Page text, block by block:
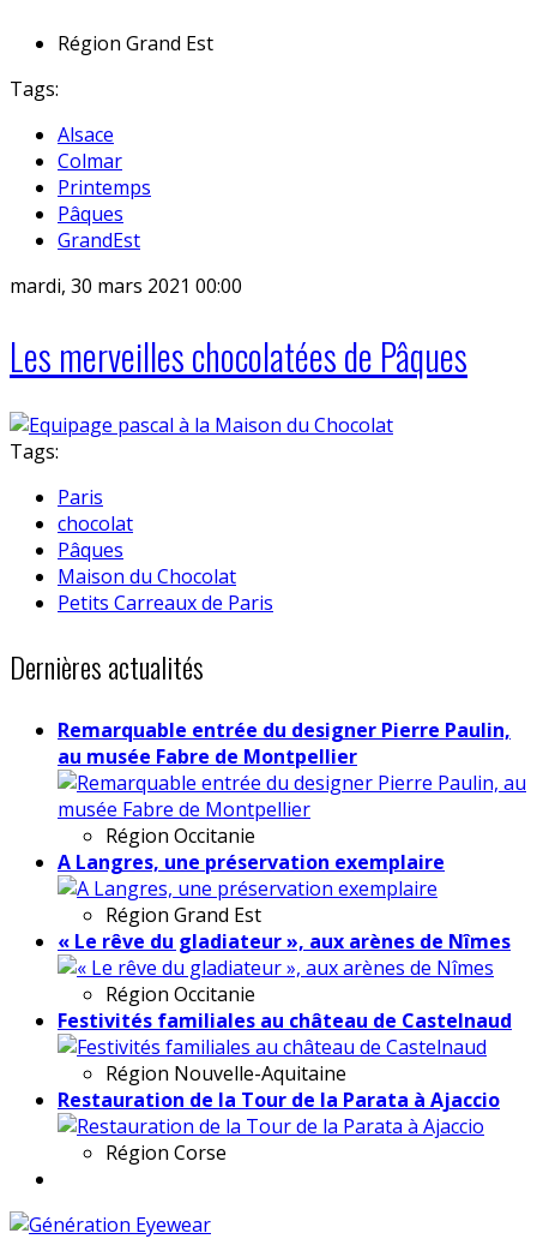
Région Grand Est
Tags:
Alsace
Colmar
Printemps
Pâques
GrandEst
mardi, 30 mars 2021 00:00
Les merveilles chocolatées de Pâques
Tags:
Paris
chocolat
Pâques
Maison du Chocolat
Petits Carreaux de Paris
Dernières actualités
Remarquable entrée du designer Pierre Paulin,
au musée Fabre de Montpellier
Région Occitanie
A Langres, une préservation exemplaire
Région Grand Est
« Le rêve du gladiateur », aux arènes de Nîmes
Région Occitanie
Festivités familiales au château de Castelnaud
Région Nouvelle-Aquitaine
Restauration de la Tour de la Parata à Ajaccio
Région Corse